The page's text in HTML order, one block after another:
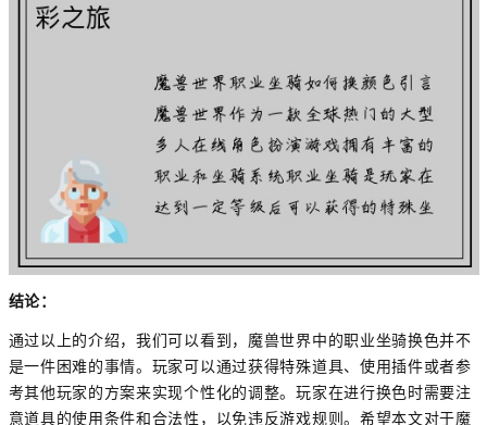
结论：
通过以上的介绍，我们可以看到，魔兽世界中的职业坐骑换色并不
是一件困难的事情。玩家可以通过获得特殊道具、使用插件或者参
考其他玩家的方案来实现个性化的调整。玩家在进行换色时需要注
意道具的使用条件和合法性，以免违反游戏规则。希望本文对于魔